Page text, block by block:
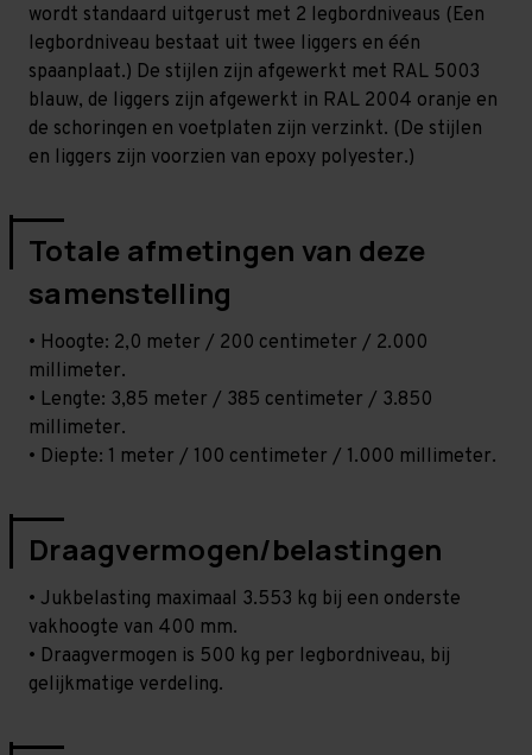
wordt standaard uitgerust met 2 legbordniveaus (Een
legbordniveau bestaat uit twee liggers en één
spaanplaat.) De stijlen zijn afgewerkt met RAL 5003
blauw, de liggers zijn afgewerkt in RAL 2004 oranje en
de schoringen en voetplaten zijn verzinkt. (De stijlen
en liggers zijn voorzien van epoxy polyester.)
Totale afmetingen van deze
samenstelling
• Hoogte: 2,0 meter / 200 centimeter / 2.000
millimeter.
• Lengte: 3,85 meter / 385 centimeter / 3.850
millimeter.
• Diepte: 1 meter / 100 centimeter / 1.000 millimeter.
Draagvermogen/belastingen
• Jukbelasting maximaal 3.553 kg bij een onderste
vakhoogte van 400 mm.
• Draagvermogen is 500 kg per legbordniveau, bij
gelijkmatige verdeling.